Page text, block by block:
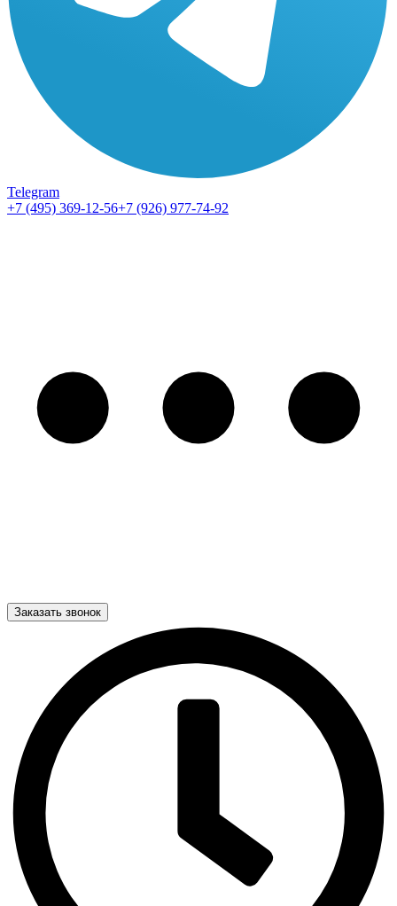
Telegram
+7 (495) 369-12-56+7 (926) 977-74-92
Заказать звонок